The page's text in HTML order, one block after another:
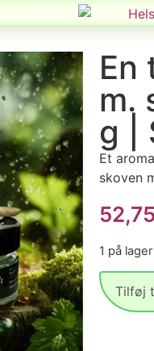
En
m.
g |
Et
skoven
52,75
1 på lager
Tilføj